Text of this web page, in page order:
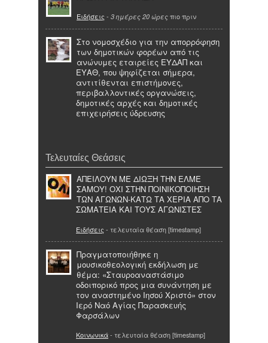
Ειδήσεις - 3 ημέρες 20 ώρες πιο πριν
Στο νομοσχέδιο για την απορρόφηση
των δημοτικών φορέων από τις
ανώνυμες εταιρείες ΕΥΔΑΠ και
ΕΥΑΘ, που ψηφίζεται σήμερα,
αντιτίθενται επιστήμονες,
περιβαλλοντικές οργανώσεις,
δημοτικές αρχές και δημοτικές
επιχειρήσεις ύδρευσης
Τελευταίες Θεάσεις
ΑΠΕΙΛΟΥΝ ΜΕ ΔΙΩΞΗ ΤΗΝ ΕΛΜΕ
ΣΑΜΟΥ! ΟΧΙ ΣΤΗΝ ΠΟΙΝΙΚΟΠΟΙΗΣΗ
ΤΩΝ ΑΓΩΝΩΝ-ΚΑΤΩ ΤΑ ΧΕΡΙΑ ΑΠΟ ΤΑ
ΣΩΜΑΤΕΙΑ ΚΑΙ ΤΟΥΣ ΑΓΩΝΙΣΤΕΣ
Ειδήσεις - τελευταία θέαση [timestamp]
Πραγματοποιήθηκε η
μουσικοθεολογική εκδήλωση με
θέμα: «Σταυροαναστάσιμο
οδοιπορικό προς μια συνάντηση με
τον αναστημένο Ιησού Χριστό» στον
Ιερό Ναό Αγίας Παρασκευής
Φαρσάλων
Κοινωνικά- τελευταία θέαση [timestamp]